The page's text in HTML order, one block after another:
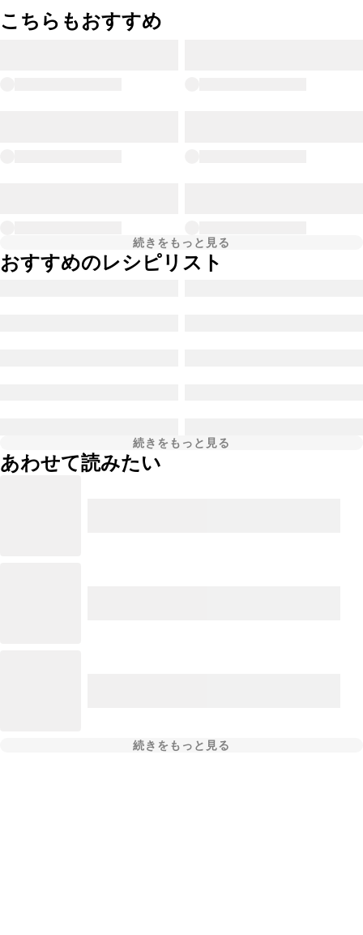
こちらもおすすめ
続きをもっと見る
おすすめのレシピリスト
続きをもっと見る
あわせて読みたい
続きをもっと見る